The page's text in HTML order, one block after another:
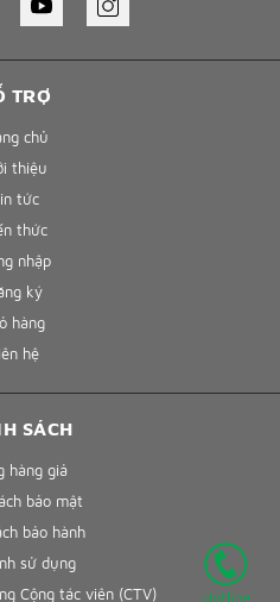
Hotline
TRỢ
chủ
thiệu
tức
thức
nhập
ký
hàng
hệ
SÁCH
hàng giả
bảo mật
bảo hành
sử dụng
Cộng tác viên (CTV)